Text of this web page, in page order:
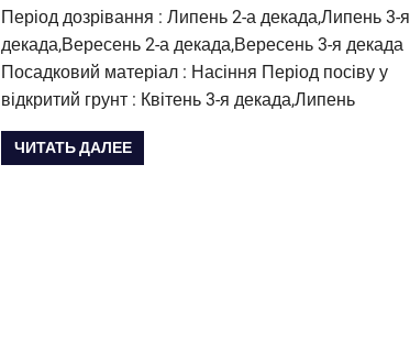
Період дозрівання : Липень 2-а декада,Липень 3-я
декада,Вересень 2-а декада,Вересень 3-я декада
Посадковий матеріал : Насіння Період посіву у
відкритий грунт : Квітень 3-я декада,Липень
ЧИТАТЬ ДАЛЕЕ